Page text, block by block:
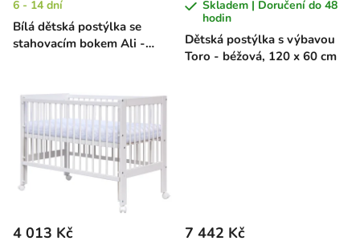
d
u
k
Bílá dětská postýlka se
stahovacím bokem Ali -
6 - 14 dní
Dětská postýlka s výbavou
Toro - béžová, 120 x 60 cm
Skladem | Doručení do 48
hodin
4 013 Kč 7 442 Kč